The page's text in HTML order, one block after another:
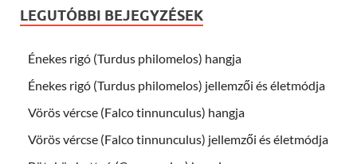
LEGUTÓBBI BEJEGYZÉSEK
Énekes rigó (Turdus philomelos) hangja
Énekes rigó (Turdus philomelos) jellemzői és életmódja
Vörös vércse (Falco tinnunculus) hangja
Vörös vércse (Falco tinnunculus) jellemzői és életmódja